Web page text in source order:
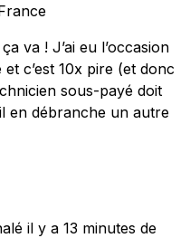
va ! J’ai eu l’occasion
c’est 10x pire (et donc
sous-payé doit
en débranche un autre
il y a 13 minutes de